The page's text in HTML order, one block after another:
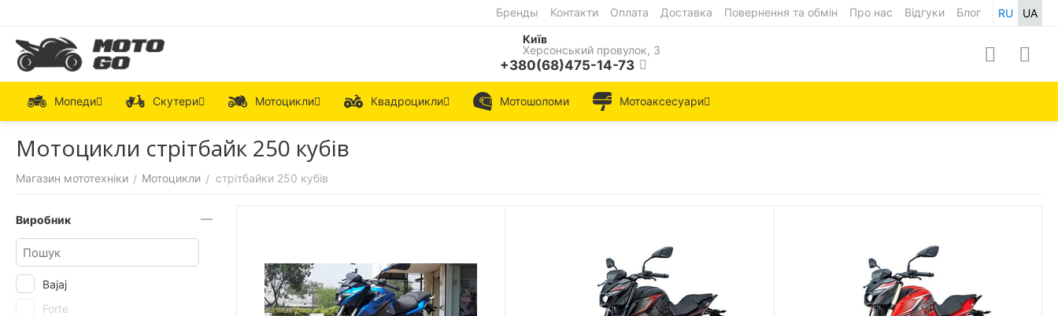
RU UA
Бренды Контакти Оплата Доставка Повернення та обмін Про нас Відгуки
Блог
Київ
Херсонський провулок, 3
+380(68)475-14-73
Мопеди Скутери Мотоцикли Квадроцикли Мотошоломи Мотоаксесуари
Мотоцикли стрітбайк 250 кубів
Магазин мототехніки / Мотоцикли / стрітбайки 250 кубів
Виробник
Bajaj
Forte